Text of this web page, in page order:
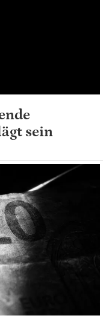
sein